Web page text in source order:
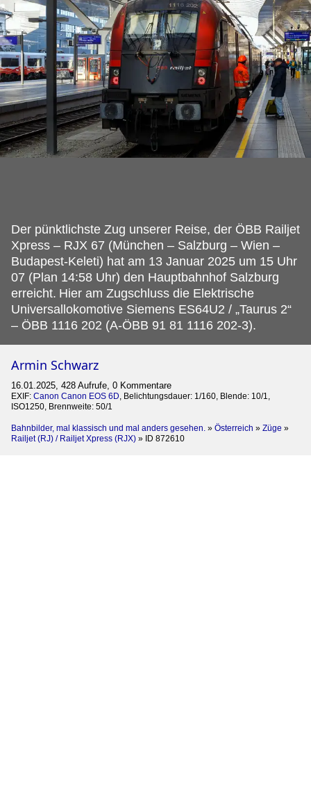
Der pünktlichste Zug unserer Reise, der ÖBB Railjet
Xpress – RJX 67 (München – Salzburg – Wien –
Budapest-Keleti) hat am 13 Januar 2025 um 15 Uhr
07 (Plan 14:58 Uhr) den Hauptbahnhof Salzburg
erreicht. Hier am Zugschluss die Elektrische
Universallokomotive Siemens ES64U2 / „Taurus 2“
– ÖBB 1116 202 (A-ÖBB 91 81 1116 202-3).
Armin Schwarz
16.01.2025, 428 Aufrufe, 0 Kommentare
EXIF: Canon Canon EOS 6D , Belichtungsdauer: 1/160, Blende: 10/1,
ISO1250, Brennweite: 50/1
Bahnbilder, mal klassisch und mal anders gesehen. » Österreich » Züge »
Railjet (RJ) / Railjet Xpress (RJX) » ID 872610